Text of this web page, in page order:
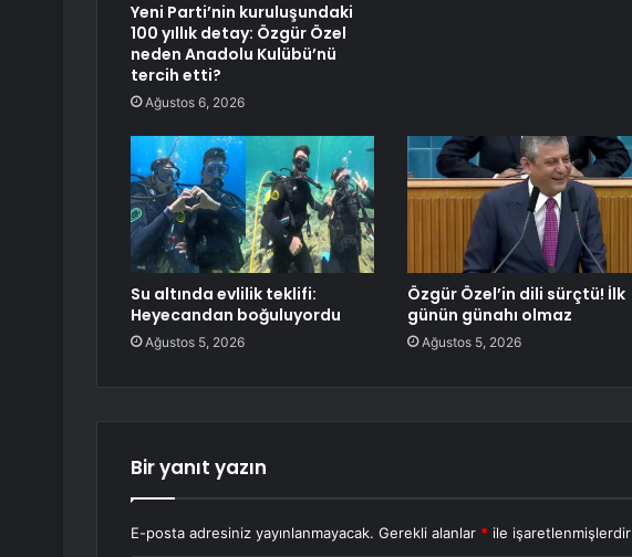
Yeni Parti’nin kuruluşundaki
100 yıllık detay: Özgür Özel
neden Anadolu Kulübü’nü
tercih etti?
Ağustos 6, 2026
Su altında evlilik teklifi:
Heyecandan boğuluyordu
Ağustos 5, 2026
Özgür Özel’in dili sürçtü! İlk
günün günahı olmaz
Ağustos 5, 2026
Bir yanıt yazın
E-posta adresiniz yayınlanmayacak. Gerekli alanlar * ile işaretlenmişlerdir